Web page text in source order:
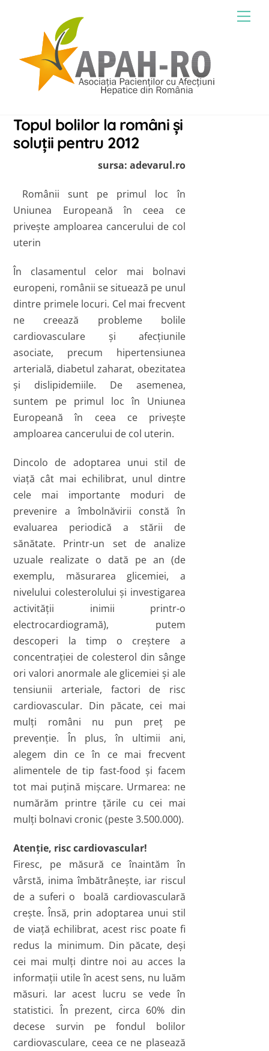
Topul bolilor la români şi
soluţii pentru 2012
sursa: adevarul.ro
Românii sunt pe primul loc în
Uniunea Europeană în ceea ce
priveşte amploarea cancerului de col
uterin
În clasamentul celor mai bolnavi
europeni, românii se situează pe unul
dintre primele locuri. Cel mai frecvent
ne creează probleme bolile
cardiovasculare şi afecţiunile
asociate, precum hipertensiunea
arterială, diabetul zaharat, obezitatea
şi dislipidemiile. De asemenea,
suntem pe primul loc în Uniunea
Europeană în ceea ce priveşte
amploarea cancerului de col uterin.
Dincolo de adoptarea unui stil de
viaţă cât mai echilibrat, unul dintre
cele mai importante moduri de
prevenire a îmbolnăvirii constă în
evaluarea periodică a stării de
sănătate. Printr-un set de analize
uzuale realizate o dată pe an (de
exemplu, măsurarea glicemiei, a
nivelului colesterolului şi investigarea
activităţii inimii printr-o
electrocardiogramă), putem
descoperi la timp o creştere a
concentraţiei de colesterol din sânge
ori valori anormale ale glicemiei şi ale
tensiunii arteriale, factori de risc
cardiovascular. Din păcate, cei mai
mulţi români nu pun preţ pe
prevenţie. În plus, în ultimii ani,
alegem din ce în ce mai frecvent
alimentele de tip fast-food şi facem
tot mai puţină mişcare. Urmarea: ne
numărăm printre ţările cu cei mai
mulţi bolnavi cronic (peste 3.500.000).
Atenţie, risc cardiovascular!
Firesc, pe măsură ce înaintăm în
vârstă, inima îmbătrâneşte, iar riscul
de a suferi o boală cardiovasculară
creşte. Însă, prin adoptarea unui stil
de viaţă echilibrat, acest risc poate fi
redus la minimum. Din păcate, deşi
cei mai mulţi dintre noi au acces la
informaţii utile în acest sens, nu luăm
măsuri. Iar acest lucru se vede în
statistici. În prezent, circa 60% din
decese survin pe fondul bolilor
cardiovasculare, ceea ce ne plasează